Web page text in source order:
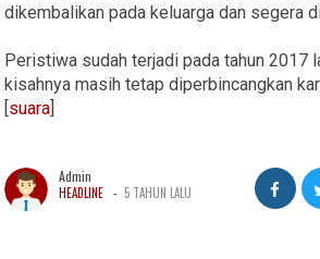
dikembalikan pada keluarga dan segera
Peristiwa sudah terjadi pada tahun 2017
kisahnya masih tetap diperbincangkan
[suara]
Admin
HEADLINE - 5 TAHUN LALU